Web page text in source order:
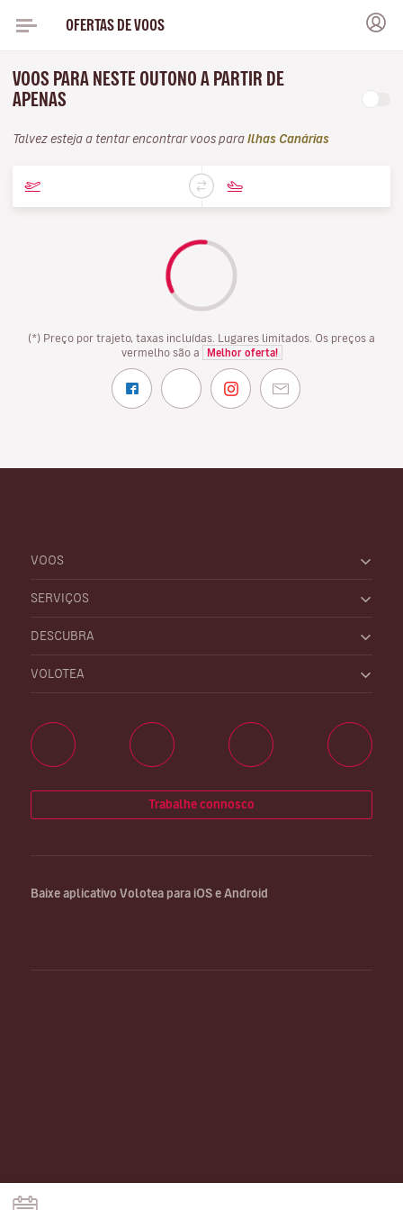
OFERTAS DE VOOS
VOOS PARA NESTE OUTONO A PARTIR DE
APENAS
Talvez esteja a tentar encontrar voos para Ilhas Canárias
(*) Preço por trajeto, taxas incluídas. Lugares limitados. Os preços a
vermelho são a
Melhor oferta!
VOOS
SERVIÇOS
DESCUBRA
VOLOTEA
Trabalhe connosco
Baixe aplicativo Volotea para iOS e Android